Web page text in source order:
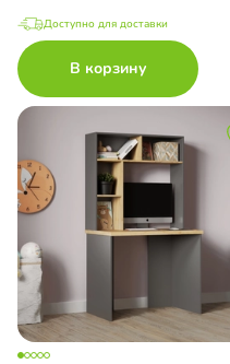
Доступно для доставки
В корзину